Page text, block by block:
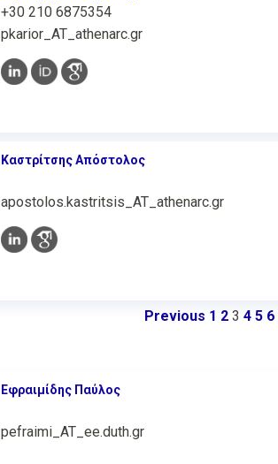
+30 210 6875354
pkarior_AT_athenarc.gr
Καστρίτσης Απόστολος
apostolos.kastritsis_AT_athenarc.gr
Previous 1 2 3 4 5 6
Εφραιμίδης Παύλος
pefraimi_AT_ee.duth.gr